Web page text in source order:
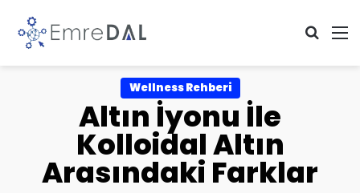
Wellness Rehberi
Altın İyonu İle
Kolloidal Altın
Arasındaki Farklar